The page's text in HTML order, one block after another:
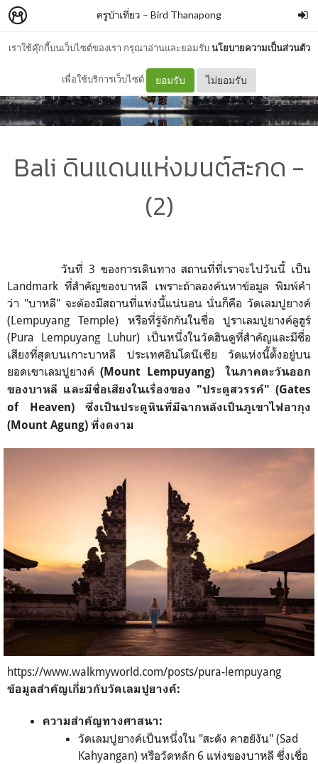
เราใช้คุ๊กกี้บนเว็บไซต์ของเรา กรุณาอ่านและยอมรับนโยบายความเป็นส่วนตัว
เพื่อใช้บริการเว็บไซต์ ยอมรับ ไม่ยอมรับ
ครูบ้าเที่ยว – Bird Thanapong
Bali ดินแดนแห่งมนต์สะกด -
(2)
วันที่ 3 ของการเดินทาง สถานที่ที่เราจะไปวันนี้ เป็น
Landmark ที่สำคัญของบาหลี เพราะถ้าลองค้นหาข้อมูล พิมพ์คำ
ว่า "บาหลี" จะต้องมีสถานที่แห่งนี้แน่นอน นั่นก็คือ วัดเลมปูยางค์
(Lempuyang Temple) หรือที่รู้จักกันในชื่อ ปูราเลมปูยางค์ลูฮูร์
(Pura Lempuyang Luhur) เป็นหนึ่งในวัดฮินดูที่สำคัญและมีชื่อ
เสียงที่สุดบนเกาะบาหลี ประเทศอินโดนีเซีย วัดแห่งนี้ตั้งอยู่บน
ยอดเขาเลมปูยางค์(Mount Lempuyang) ในภาคตะวันออก
ของบาหลี และมีชื่อเสียงในเรื่องของ "ประตูสวรรค์" (Gates
of Heaven) ซึ่งเป็นประตูหินที่มีฉากหลังเป็นภูเขาไฟอากุง
(Mount Agung) ที่งดงาม
https://www.walkmyworld.com/posts/pura-lempuyang
ข้อมูลสำคัญเกี่ยวกับวัดเลมปูยางค์:
ความสำคัญทางศาสนา:
วัดเลมปูยางค์เป็นหนึ่งใน "สะดัง คาฮยังัน" (Sad
Kahyangan) หรือวัดหลัก 6 แห่งของบาหลี ซึ่งเชื่อ